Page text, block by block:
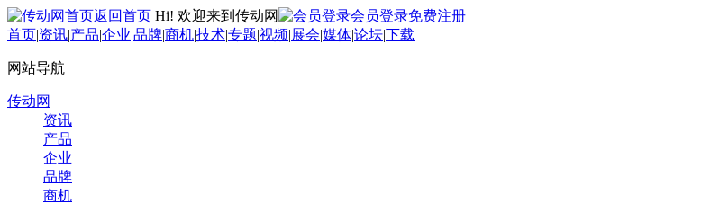
返回首页 Hi! 欢迎来到传动网 会员登录免费注册
首页|资讯|产品|企业|品牌|商机|技术|专题|视频|展会|媒体|论坛|下载
网站导航
传动网
资讯
产品
企业
品牌
商机